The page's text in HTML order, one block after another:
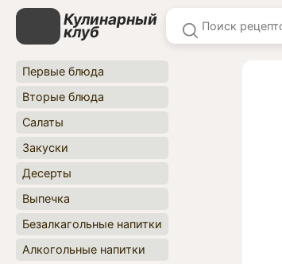
Кулинарный
клуб
Первые блюда
Вторые блюда
Салаты
Закуски
Десерты
Выпечка
Безалкагольные напитки
Алкогольные напитки